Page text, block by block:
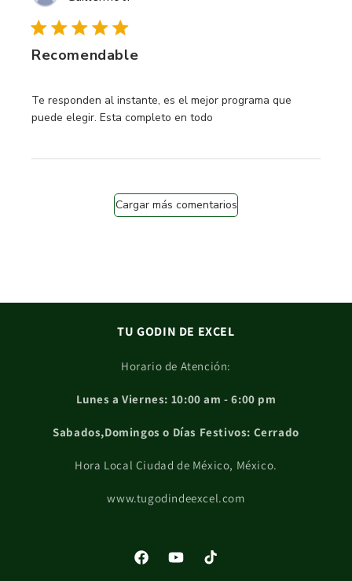
Recomendable
Te responden al instante, es el mejor programa que
puede elegir. Esta completo en todo
read more about review content Te responden al
Cargar más comentarios
TU GODIN DE EXCEL
Horario de Atención:
Lunes a Viernes: 10:00 am - 6:00 pm
Sabados,Domingos o Días Festivos: Cerrado
Hora Local Ciudad de México, México.
www.tugodindeexcel.com
FacebookYouTubeTikTok